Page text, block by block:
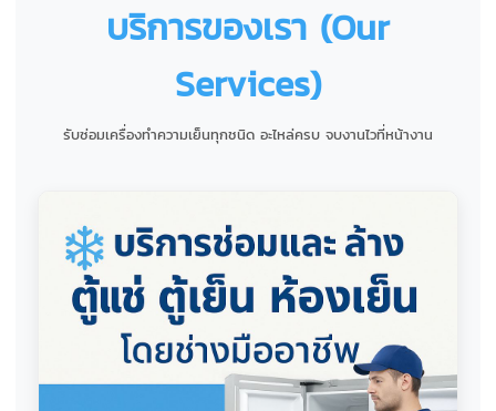
บริการของเรา (Our
Services)
รับซ่อมเครื่องทำความเย็นทุกชนิด อะไหล่ครบ จบงานไวที่หน้างาน